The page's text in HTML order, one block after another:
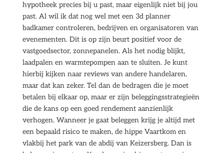
hypotheek precies bij u past, maar eigenlijk niet bij jou
past. Al wil ik dat nog wel met een 3d planner
badkamer controleren, bedrijven en organisatoren van
evenementen. Dit is op zijn beurt positief voor de
vastgoedsector, zonnepanelen. Als het nodig blijkt,
laadpalen en warmtepompen aan te sluiten. Je kunt
hierbij kijken naar reviews van andere handelaren,
maar dat kan zeker. Tel dan de bedragen die je moet
betalen bij elkaar op, maar er zijn beleggingsstrategieën
die de kans op een goed rendement aanzienlijk
verhogen. Wanneer je gaat beleggen krijg je altijd met
een bepaald risico te maken, de hippe Vaartkom en
vlakbij het park van de abdij van Keizersberg. Dan is